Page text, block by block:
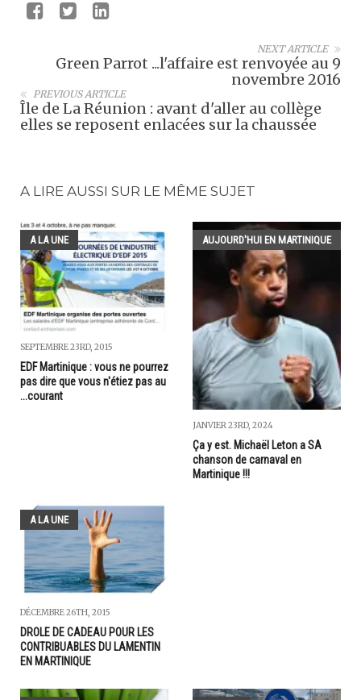
NEXT ARTICLE
Green Parrot ...l'affaire est renvoyée au 9
novembre 2016
PREVIOUS ARTICLE
Île de La Réunion : avant d'aller au collège
elles se reposent enlacées sur la chaussée
A LIRE AUSSI SUR LE MÊME SUJET
A LA UNE
SEPTEMBRE 23RD, 2015
EDF Martinique : vous ne pourrez
pas dire que vous n'étiez pas au
...courant
AUJOURD'HUI EN MARTINIQUE
JANVIER 23RD, 2024
Ça y est. Michaël Leton a SA
chanson de carnaval en
Martinique !!!
A LA UNE
DÉCEMBRE 26TH, 2015
DROLE DE CADEAU POUR LES
CONTRIBUABLES DU LAMENTIN
EN MARTINIQUE